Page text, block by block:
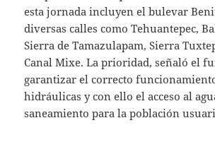
esta jornada incluyen el bulevar
diversas calles como Tehuantepec,
Sierra de Tamazulapam, Sierra
Canal Mixe. La prioridad, señaló el
garantizar el correcto
hidráulicas y con ello el acceso al
saneamiento para la población